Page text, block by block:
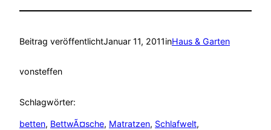
Beitrag veröffentlichtJanuar 11, 2011inHaus & Garten
vonsteffen
Schlagwörter:
betten, BettwÃ¤sche, Matratzen, Schlafwelt